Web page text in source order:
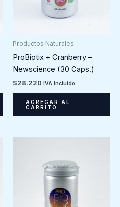
Productos Naturales
ProBiotix + Cranberry –
Newscience (30 Caps.)
$28.220 IVA Incluido
AGREGAR AL
CARRITO